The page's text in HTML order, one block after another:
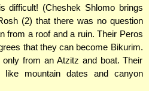
difficult! (Cheshek Shlomo brings
(2) that there was no question
from a roof and a ruin. Their Peros
that they can become Bikurim.
only from an Atzitz and boat. Their
like mountain dates and canyon